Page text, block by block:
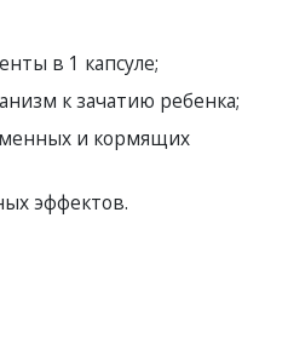
в 1 капсуле;
к зачатию ребенка;
и кормящих
эффектов.